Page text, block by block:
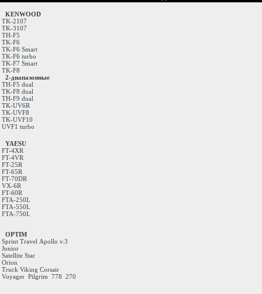
KENWOOD
TK-2107
TK-3107
TH-F5
TK-F6
TK-F6 Smart
TK-F6 turbo
TK-F7 Smart
TK-F8
2-диапазонные
TH-F5 dual
TK-F8 dual
TH-F9 dual
TK-UV6R
TK-UVF8
TK-UVF10
UVF1 turbo
YAESU
FT-4XR
FT-4VR
FT-25R
FT-65R
FT-70DR
VX-6R
FT-60R
FTA-250L
FTA-550L
FTA-750L
OPTIM
Sprint Travel Apollo v.3
Junior
Satellite Star
Orion
Truck Viking Corsair
Voyager Pilgrim 778 270